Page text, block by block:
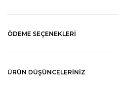
ÖDEME SEÇENEKLERI
ÜRÜN DÜŞÜNCELERINIZ